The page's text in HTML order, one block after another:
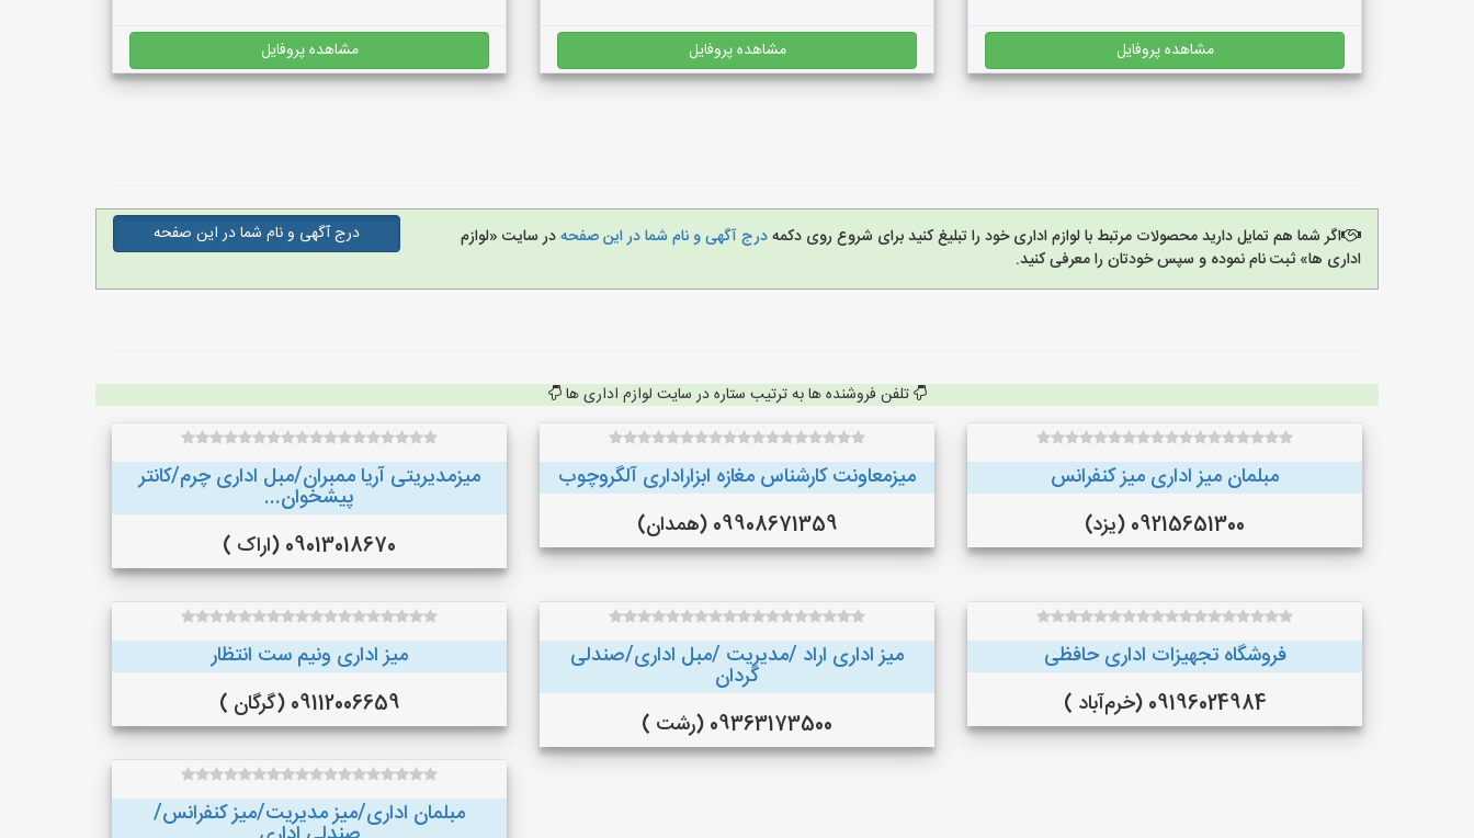
مشاهده پروفایل مشاهده پروفایل مشاهده پروفایل
اگر شما هم تمایل دارید محصولات مرتبط با لوازم اداری خود را تبلیغ کنید برای شروع روی دکمهدرج آگهی و نام شما در این صفحهدر سایت «لوازم
اداری ها» ثبت نام نموده و سپس خودتان را معرفی کنید.
درج آگهی و نام شما در این صفحه
تلفن فروشنده ها به ترتیب ستاره در سایت لوازم اداری ها
مبلمان میز اداری میز کنفرانس
09215651300 (یزد)
میزمعاونت کارشناس مغازه ابزاراداری آلگروچوب
09908671359 (همدان)
میزمدیریتی آریا ممبران/مبل اداری چرم/کانتر
پیشخوان...
09013018670 (اراک )
فروشگاه تجهیزات اداری حافظی
09196024984 (خرم‌آباد )
میز اداری اراد /مدیریت /مبل اداری/صندلی
گردان
09363173500 (رشت )
میز اداری ونیم ست انتظار
09112006659 (گرگان )
مبلمان اداری/میز مدیریت/میز کنفرانس/